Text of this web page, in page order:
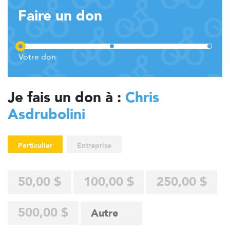
Faire un don
Je fais un don à : Chris
Asdrubolini
Particulier Entreprise
50,00 $ 100,00 $
250,00 $
500,00 $